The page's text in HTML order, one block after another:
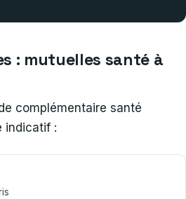
: mutuelles santé à
complémentaire santé
indicatif :